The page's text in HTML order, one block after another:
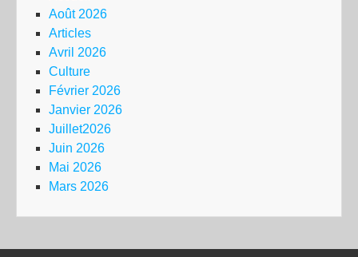
Août 2026
Articles
Avril 2026
Culture
Février 2026
Janvier 2026
Juillet2026
Juin 2026
Mai 2026
Mars 2026